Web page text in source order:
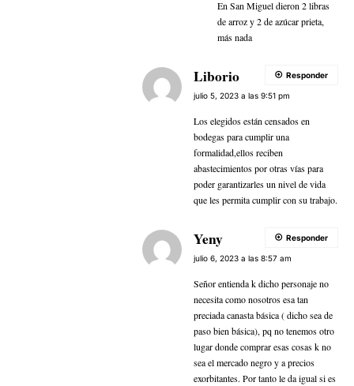
En San Miguel dieron 2 libras
de arroz y 2 de azúcar prieta,
más nada
Liborio
julio 5, 2023 a las 9:51 pm
Los elegidos están censados en
bodegas para cumplir una
formalidad,ellos reciben
abastecimientos por otras vías para
poder garantizarles un nivel de vida
que les permita cumplir con su trabajo.
Responder
Yeny
julio 6, 2023 a las 8:57 am
Señor entienda k dicho personaje no
necesita como nosotros esa tan
preciada canasta básica ( dicho sea de
paso bien básica), pq no tenemos otro
lugar donde comprar esas cosas k no
sea el mercado negro y a precios
exorbitantes. Por tanto le da igual si es
Responder